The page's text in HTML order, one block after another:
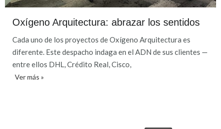
Oxígeno Arquitectura: abrazar los sentidos
Cada uno de los proyectos de Oxígeno Arquitectura es
diferente. Este despacho indaga en el ADN de sus clientes —
entre ellos DHL, Crédito Real, Cisco,
Ver más »